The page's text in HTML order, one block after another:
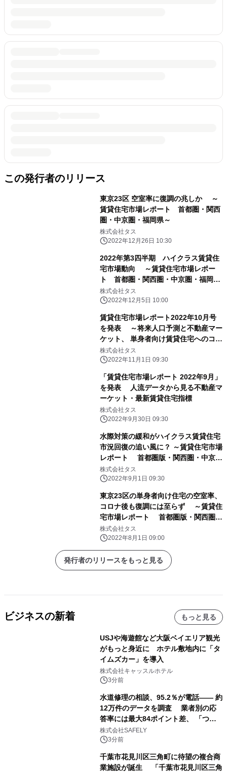
この発行者のリリース
東京23区 空室率に復調の兆しか ～
賃貸住宅市場レポート 首都圏・関西
圏・中京圏・福岡県～
株式会社タス
2022年12月26日 10:30
2022年第3四半期 ハイクラス賃貸住
宅市場動向 ～賃貸住宅市場レポー
ト 首都圏・関西圏・中京圏・福岡県
～
株式会社タス
2022年12月5日 10:00
賃貸住宅市場レポート2022年10月号
を発表 ～将来人口予測と不動産マー
ケット、 単身者向け賃貸住宅へのコロ
ナ禍の影響～
株式会社タス
2022年11月1日 09:30
「賃貸住宅市場レポート 2022年9月」
を発表 人流データから見る不動産マ
ーケット・最新賃貸住宅指標
株式会社タス
2022年9月30日 09:30
水際対策の緩和がハイクラス賃貸住宅
市況回復の追い風に？ ～賃貸住宅市場
レポート 首都圏版・関西圏・中京
圏・福岡県版 2022年8月～
株式会社タス
2022年9月1日 09:30
東京23区の単身者向け住宅の空室率、
コロナ後も復調には至らず ～賃貸住
宅市場レポート 首都圏版・関西圏・
中京圏・福岡県版 2022年7月～
株式会社タス
2022年8月1日 09:00
発行者のリリースをもっと見る
ビジネスの新着 もっと見る
USJや海遊館など大阪ベイエリア観光
がもっと身近に ホテル敷地内に「タ
イムズカー」を導入
株式会社キャッスルホテル
3分前
水道修理の相談、95.2％が電話―― 約
12万件のデータを調査 業者別の応
答率には最大84ポイント差、 「つな
がりやすさ」も選定基準に
株式会社SAFELY
3分前
千葉市花見川区三角町に待望の複合商
業施設が誕生 「千葉市花見川区三角